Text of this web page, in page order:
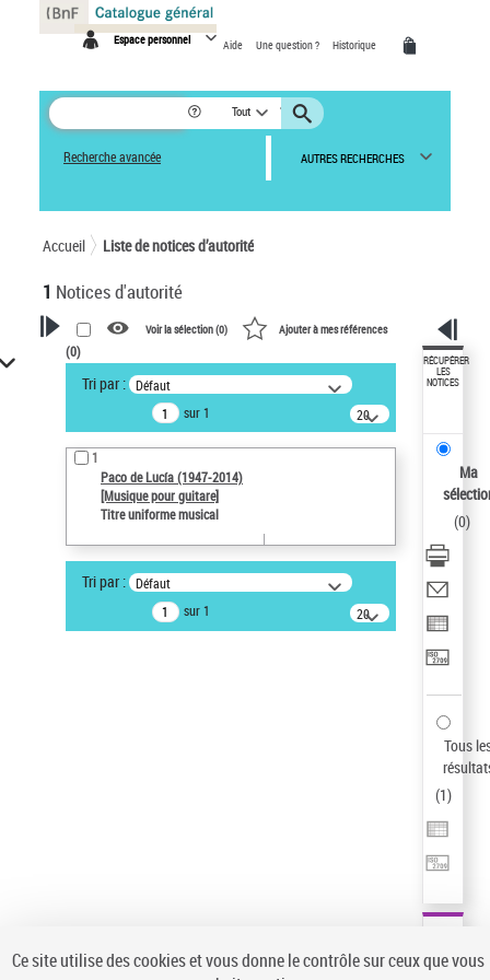
Espace personnel Aide Une question ? Historique
Tout
Recherche avancée AUTRES RECHERCHES
Accueil Liste de notices d’autorité
1 Notices d'autorité
VOTRE RECHERCHE
Recherche avancée dans les
notices d’autorité
Œuvres liées à l'auteur :
Paco de Lucía (1947-2014)
Type de notice d'autorité
Auteur d’œuvre
Paco de Lucía (1947-2014)
Sauvegarder votre recherche
Voir la sélection (0) Ajouter à mes références
(0)
Tri par : Défaut
sur 1
20
résultats/page
1
Paco de Lucía (1947-2014)
[Musique pour guitare]
Titre uniforme musical
Tri par : Défaut
sur 1
20
résultats/page
RÉCUPÉRER
LES
NOTICES
Ma
(0)
Tous
(1)
Panneau de gestion des cookies
Ce site utilise des cookies et vous donne le contrôle sur ceux que vous